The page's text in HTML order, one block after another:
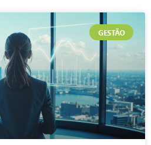
GESTÃO